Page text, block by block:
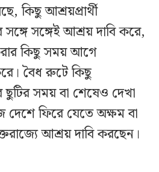
কিছু আশ্রয়প্রার্থী
সঙ্গেই আশ্রয় দাবি করে,
কিছু সময় আগে
বৈধ রুটে কিছু
সময় বা শেষেও দেখা
দেশে ফিরে যেতে অক্ষম বা
আশ্রয় দাবি করছেন।